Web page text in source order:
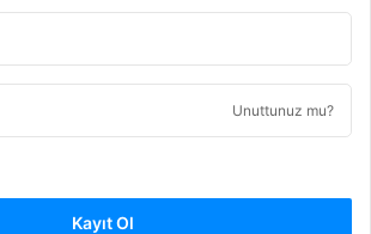
Unuttunuz mu?
Kayıt Ol